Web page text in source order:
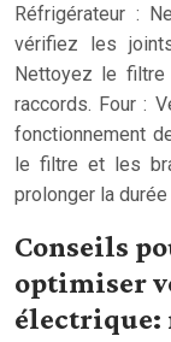
Réfrigérateur :
vérifiez les
Nettoyez le
raccords. Four :
fonctionnement
le filtre et les
prolonger la
Conseils
optimiser
électrique: